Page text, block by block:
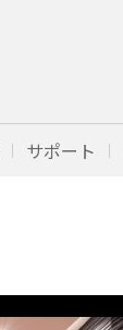
サポート